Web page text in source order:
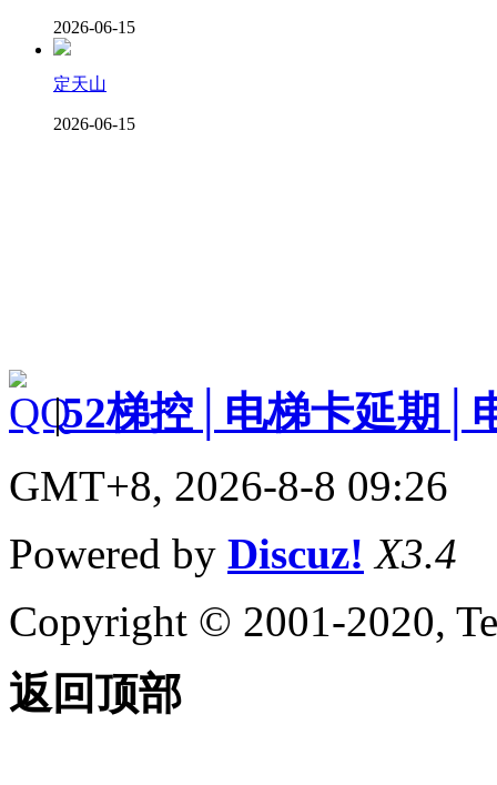
2026-06-15
定天山
2026-06-15
|52梯控│电梯卡延期│
GMT+8, 2026-8-8 09:26
Powered by Discuz! X3.4
Copyright © 2001-2020,
返回顶部